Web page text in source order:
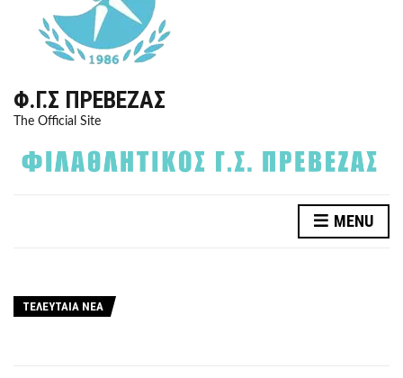
Φ.Γ.Σ ΠΡΈΒΕΖΑΣ
The Official Site
MENU
ΤΕΛΕΥΤΑΙΑ ΝΕΑ